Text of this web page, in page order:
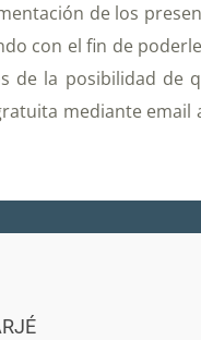
de los
con el fin de
la posibilidad de
mediante